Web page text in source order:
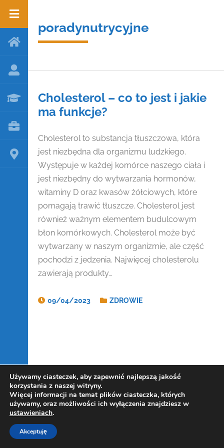
poradynutrycyjne
Cholesterol – co to jest i jakie
ma funkcje?
Cholesterol to substancja tłuszczowa, która
jest niezbędna dla organizmu ludzkiego.
Występuje w każdej komórce naszego ciała i
jest niezbędny do wytwarzania hormonów,
witaminy D oraz kwasów żółciowych, które
pomagają trawić tłuszcze. Cholesterol jest
również ważnym elementem budulcowym
błon komórkowych. Cholesterol może być
wytwarzany w naszym organizmie, ale część
pochodzi z jedzenia. Najwięcej cholesterolu
zawierają produkty…
09/04/2023 ZDROWIE
Copyright Kowalczewski 2019-2025
Używamy ciasteczek, aby zapewnić najlepszą jakość
korzystania z naszej witryny.
Więcej informacji na temat plików ciasteczka, których
używamy, oraz możliwości ich wyłączenia znajdziesz w
ustawieniach.
Akceptuję